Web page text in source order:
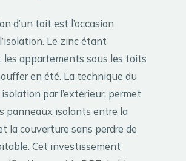
d’un toit est l’occasion
Le zinc étant
les appartements sous les toits
en été. La technique du
isolation par l’extérieur, permet
panneaux isolants entre la
la couverture sans perdre de
Cet investissement